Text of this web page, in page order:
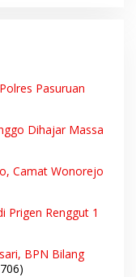
Pasuruan
Dihajar Massa
Camat Wonorejo
Prigen Renggut 1
BPN Bilang